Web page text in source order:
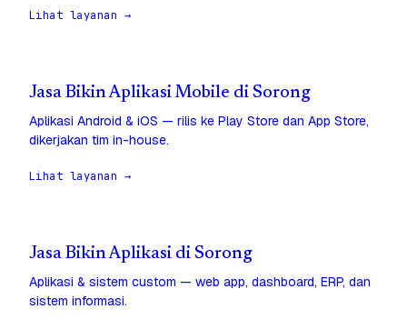
Lihat layanan →
Jasa Bikin Aplikasi Mobile di Sorong
Aplikasi Android & iOS — rilis ke Play Store dan App Store,
dikerjakan tim in-house.
Lihat layanan →
Jasa Bikin Aplikasi di Sorong
Aplikasi & sistem custom — web app, dashboard, ERP, dan
sistem informasi.